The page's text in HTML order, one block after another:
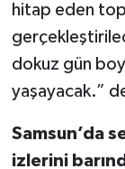
hitap eden
dokuz gün
yaşayacak.”
Samsun’da
izlerini